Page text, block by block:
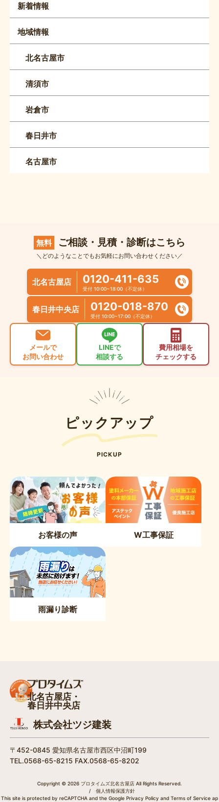
新着情報
地域情報
北名古屋市
清須市
岩倉市
春日井市
名古屋市
無料 ご相談・見積・診断はこちら
＼どのようなことでもお気軽にお問い合わせください／
北名古屋店 0120-411-635
受付 10:00~18:00（不定休）
春日井中央店 0120-018-870
受付 10:00~17:00（不定休）
メールで
お問い合わせ
LINEで
相談する
費用相場を
チェックする
ピックアップ
PICKUP
お客様の声 W工事保証
雨漏り診断
北名古屋店・
春日井中央店
株式会社ツジ建装
〒452-0845 愛知県名古屋市西区中沼町199
TEL.0568-65-8215 FAX.0568-65-8202
Copyright © 2026 プロタイムズ北名古屋店 All Rights Reserved.
/
個人情報保護方針
This site is protected by reCAPTCHA and the Google Privacy Policy and Terms of Service ap